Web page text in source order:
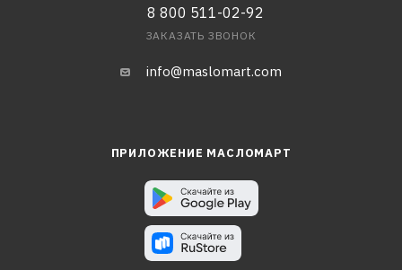
8 800 511-02-92
ЗАКАЗАТЬ ЗВОНОК
info@maslomart.com
ПРИЛОЖЕНИЕ МАСЛОМАРТ